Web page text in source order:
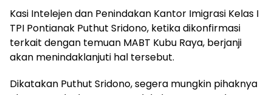
Kasi Intelejen dan Penindakan Kantor Imigrasi Kelas I
TPI Pontianak Puthut Sridono, ketika dikonfirmasi
terkait dengan temuan MABT Kubu Raya, berjanji
akan menindaklanjuti hal tersebut.
Dikatakan Puthut Sridono, segera mungkin pihaknya